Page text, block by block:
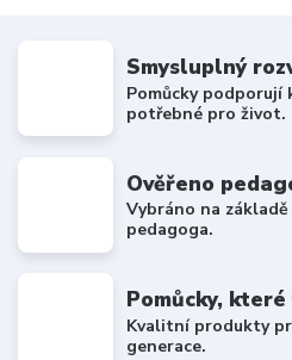
Smysluplný
Pomůcky
potřebné pro život.
Ověřeno
Vybráno na
pedagoga.
Pomůcky,
Kvalitní produkty
generace.